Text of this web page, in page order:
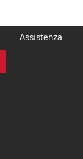
Assistenza